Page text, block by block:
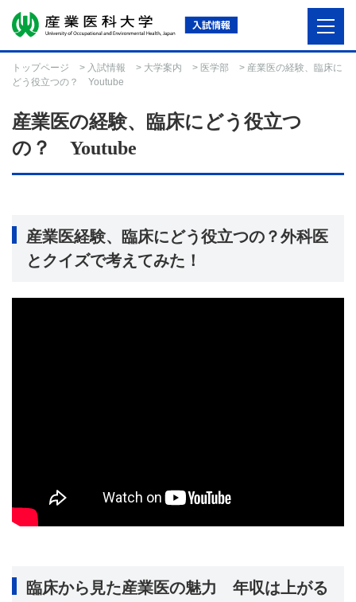
トップページ > 入試情報 > 大学案内 > 医学部
> 産業医の経験、臨床に
どう役立つの？ Youtube
産業医の経験、臨床にどう役立つ
の？ Youtube
産業医経験、臨床にどう役立つの？外科医
とクイズで考えてみた！
臨床から見た産業医の魅力 年収は上がる